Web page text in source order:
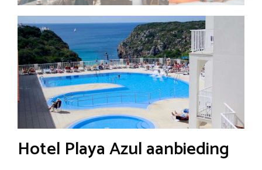
Hotel Playa Azul aanbieding